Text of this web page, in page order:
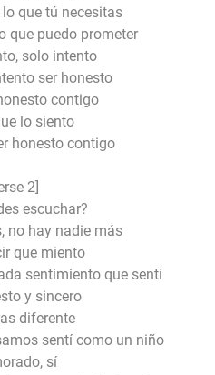
que tú necesitas
que puedo prometer
solo intento
ser honesto
contigo
lo siento
honesto contigo
2]
escuchar?
no hay nadie más
que miento
sentimiento que sentí
y sincero
diferente
sentí como un niño
sí